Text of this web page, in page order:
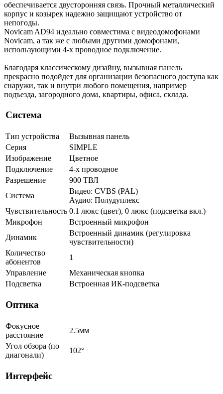
обеспечивается двусторонняя связь. Прочный металлический
корпус и козырек надежно защищают устройство от
непогоды.
Novicam AD94 идеально совместима с видеодомофонами
Novicam, а так же с любыми другими домофонами,
использующими 4-х проводное подключение.
Благодаря классическому дизайну, вызывная панель
прекрасно подойдет для организации безопасного доступа как
снаружи, так и внутри любого помещения, например
подъезда, загородного дома, квартиры, офиса, склада.
Система
Тип устройства
Вызывная панель
Серия
SIMPLE
Изображение
Цветное
Подключение
4-х проводное
Разрешение
900 ТВЛ
Система
Видео: CVBS (PAL)
Аудио: Полудуплекс
Чувствительность 0.1 люкс (цвет), 0 люкс (подсветка вкл.)
Микрофон
Встроенный микрофон
Динамик
Встроенный динамик (регулировка
чувствительности)
Количество
абонентов
1
Управление
Механическая кнопка
Подсветка
Встроенная ИК-подсветка
Оптика
Фокусное
расстояние
2.5мм
Угол обзора (по
диагонали)
102°
Интерфейс